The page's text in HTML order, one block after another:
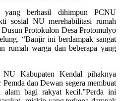
berhasil dihimpun PCNU
sosial NU merehabilitasi rumah
Protokulon Desa Protomulyo
“Banjir ini berdampak sangat
rumah warga dan beberapa yang
NU Kabupaten Kendal pihaknya
dan Dewan segera membuat
alam bagi rakyat kecil.”Perda ini